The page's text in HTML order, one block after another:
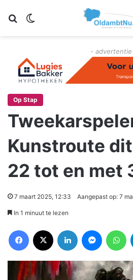
Zoeken
-
Op Stap
Kunstroute
22 tot en met
7 maart 2025, 12:33 Aangepast op: 7
In 1 minuut te lezen